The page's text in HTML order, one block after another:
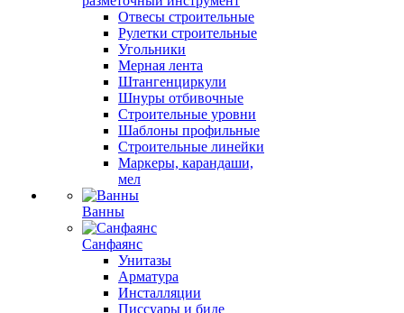
Отвесы строительные
Рулетки строительные
Угольники
Мерная лента
Штангенциркули
Шнуры отбивочные
Строительные уровни
Шаблоны профильные
Строительные линейки
Маркеры, карандаши,
мел
Ванны
Санфаянс
Унитазы
Арматура
Инсталляции
Писсуары и биде